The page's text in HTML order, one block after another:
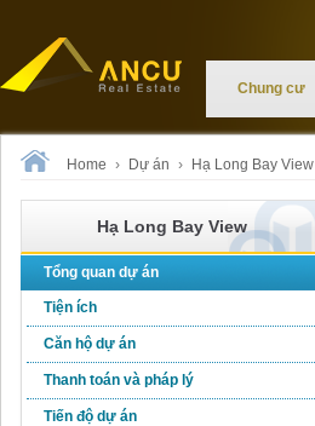
Chung cư
Home › Dự án › Hạ Long Bay View
Hạ Long Bay View
Tổng quan dự án
Tiện ích
Căn hộ dự án
Thanh toán và pháp lý
Tiến độ dự án